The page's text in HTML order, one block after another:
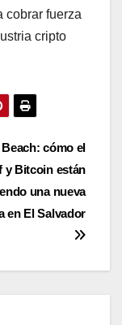
cobrar fuerza
cripto
cómo el
y Bitcoin están
una nueva
en El Salvador